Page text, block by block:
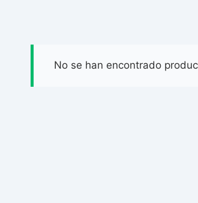
No se han encontrado